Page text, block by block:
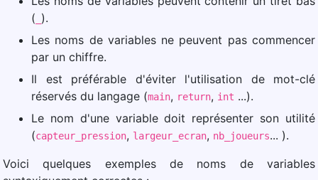
( ).
Les noms de variables ne peuvent pas commencer
par un chiffre.
Il est préférable d'éviter l'utilisation de mot-clé
réservés du langage (main, return, int ...).
Le nom d'une variable doit représenter son utilité
(capteur_pression, largeur_ecran, nb_joueurs... ).
Voici quelques exemples de noms de variables